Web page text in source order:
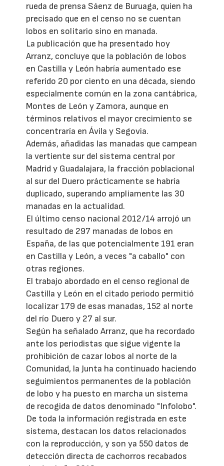
rueda de prensa Sáenz de Buruaga, quien ha
precisado que en el censo no se cuentan
lobos en solitario sino en manada.
La publicación que ha presentado hoy
Arranz, concluye que la población de lobos
en Castilla y León habría aumentado ese
referido 20 por ciento en una década, siendo
especialmente común en la zona cantábrica,
Montes de León y Zamora, aunque en
términos relativos el mayor crecimiento se
concentraría en Ávila y Segovia.
Además, añadidas las manadas que campean
la vertiente sur del sistema central por
Madrid y Guadalajara, la fracción poblacional
al sur del Duero prácticamente se habría
duplicado, superando ampliamente las 30
manadas en la actualidad.
El último censo nacional 2012/14 arrojó un
resultado de 297 manadas de lobos en
España, de las que potencialmente 191 eran
en Castilla y León, a veces "a caballo" con
otras regiones.
El trabajo abordado en el censo regional de
Castilla y León en el citado periodo permitió
localizar 179 de esas manadas, 152 al norte
del río Duero y 27 al sur.
Según ha señalado Arranz, que ha recordado
ante los periodistas que sigue vigente la
prohibición de cazar lobos al norte de la
Comunidad, la Junta ha continuado haciendo
seguimientos permanentes de la población
de lobo y ha puesto en marcha un sistema
de recogida de datos denominado "Infolobo".
De toda la información registrada en este
sistema, destacan los datos relacionados
con la reproducción, y son ya 550 datos de
detección directa de cachorros recabados